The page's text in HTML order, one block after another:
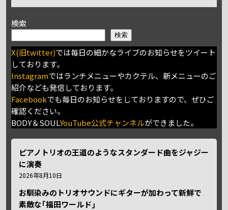
検索
検索
X(旧twitter)では毎日の細かなライブのお知らせをツイート
しております。
Instagramではランチメニューやカクテル、新メニューのご
紹介なども発信しております。
Facebookでも毎日のお知らせをしておりますので、ぜひご
確認ください。
BODY＆SOULYouTube公式チャンネルができました。
ピアノトリオの王道のようなスタンダード曲をジャジー
に演奏
2026年8月10日
お馴染みのトリオサウンドにギターが加わって新鮮で
素敵な｢福田ワールド｣